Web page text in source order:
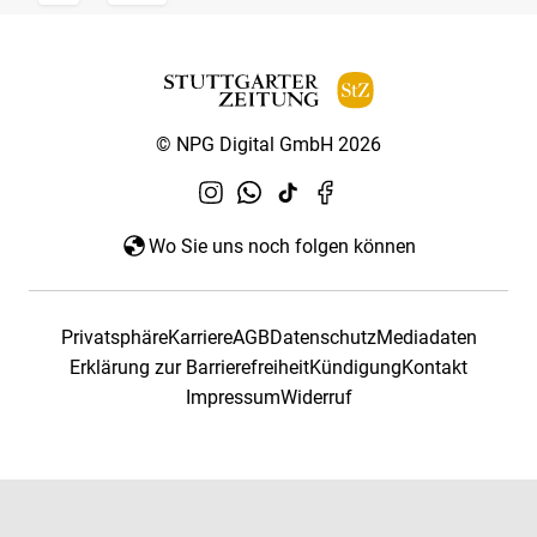
© NPG Digital GmbH 2026
Wo Sie uns noch folgen können
PrivatsphäreKarriereAGBDatenschutzMediadaten
Erklärung zur BarrierefreiheitKündigungKontakt
ImpressumWiderruf